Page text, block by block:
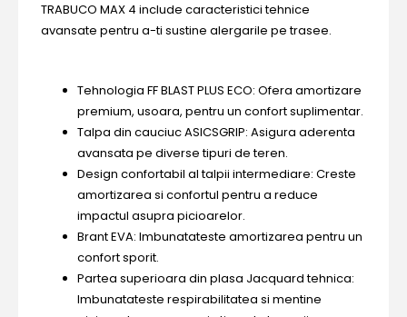
TRABUCO MAX 4 include caracteristici tehnice
avansate pentru a-ti sustine alergarile pe trasee.
Tehnologia FF BLAST PLUS ECO: Ofera amortizare
premium, usoara, pentru un confort suplimentar.
Talpa din cauciuc ASICSGRIP: Asigura aderenta
avansata pe diverse tipuri de teren.
Design confortabil al talpii intermediare: Creste
amortizarea si confortul pentru a reduce
impactul asupra picioarelor.
Brant EVA: Imbunatateste amortizarea pentru un
confort sporit.
Partea superioara din plasa Jacquard tehnica:
Imbunatateste respirabilitatea si mentine